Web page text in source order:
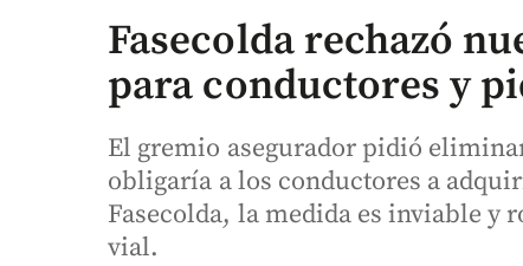
Fasecolda rechazó
para conductores y
El gremio asegurador pidió
obligaría a los conductores a
Fasecolda, la medida es inviable y
vial.